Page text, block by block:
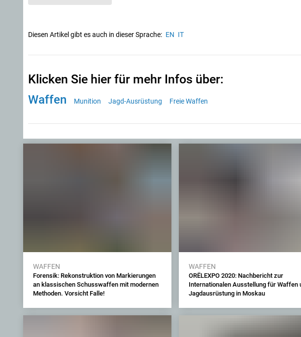
Diesen Artikel gibt es auch in dieser Sprache: EN IT
Klicken Sie hier für mehr Infos über:
Waffen Munition Jagd-Ausrüstung Freie Waffen
WAFFEN
Forensik: Rekonstruktion von Markierungen
an klassischen Schusswaffen mit modernen
Methoden. Vorsicht Falle!
WAFFEN
ORËLEXPO 2020: Nachbericht zur
Internationalen Ausstellung für Waffen
Jagdausrüstung in Moskau